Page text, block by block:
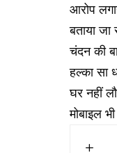
आरोप
बताया
चंदन की
हल्का सा
घर नहीं
मोबाइल